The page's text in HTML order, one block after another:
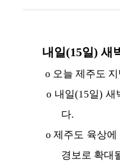
내일(15일) 새
o 오늘 제주도
o 내일(15일) 새
다.
o 제주도 육상
경보로 확대